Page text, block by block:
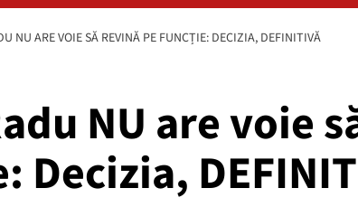
NU ARE VOIE SĂ REVINĂ PE FUNCȚIE: DECIZIA, DEFINITIVĂ
NU are voie
Decizia,